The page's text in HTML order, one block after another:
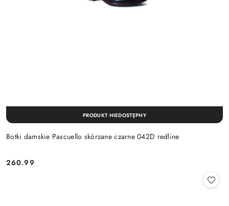
Botki damskie Pascuello skórzane czarne 042D redline
Cena:
260.99
PRODUKT NIEDOSTĘPNY